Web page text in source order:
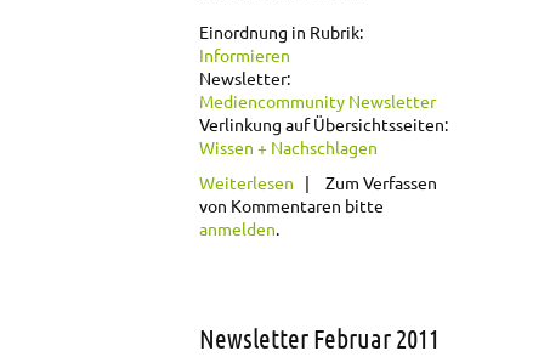
Einordnung in Rubrik:
Informieren
Newsletter:
Mediencommunity Newsletter
Verlinkung auf Übersichtsseiten:
Wissen + Nachschlagen
Weiterlesen über Newsletter
02/2011
Zum Verfassen
von Kommentaren bitte
anmelden
Newsletter Februar 2011